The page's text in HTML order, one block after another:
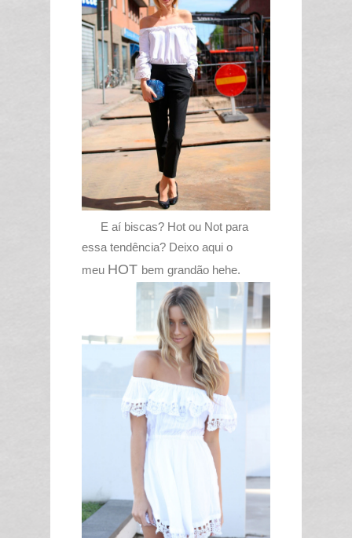
E aí biscas? Hot ou Not para
essa tendência? Deixo aqui o
meu HOT bem grandão hehe.